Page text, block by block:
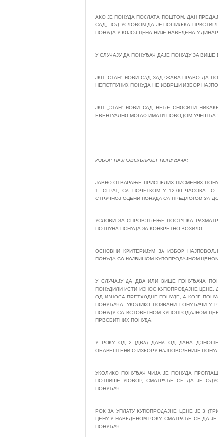
АКО ЈЕ ПОНУДА ПОСЛАТА ПОШТОМ, ДАН
САД, ПОД УСЛОВОМ ДА ЈЕ ПОШИЉКА
ПОНУДА У КОЈОЈ ЦЕНА НИЈЕ НАВЕДЕНА У
У СЛУЧАЈУ ДА ПОНУЂАЧ ДАЈЕ ПОНУДУ ЗА
ЈКП „СТАН“ НОВИ САД ЗАДРЖАВА ПРАВО ДА
НЕПОТПУНИХ ПОНУДА НЕ ИЗВРШИ ИЗБОР
ЈКП „СТАН“ НОВИ САД НЕЋЕ СНОСИТИ
ЕВЕНТУАЛНО МОГАО ИМАТИ ПОВОДОМ УЧЕШЋА
ИЗБОР НАЈПОВОЉНИЈЕГ ПОНУЂАЧА:
ЈАВНО ОТВАРАЊЕ ПРИСПЕЛИХ ПИСМЕНИХ
1. СПРАТ, СА ПОЧЕТКОМ У 12:00 ЧАСОВА.
СТРУЧНОЈ ОЦЕНИ ПОНУДА СА ПРЕДЛОГОМ ЗА
УСЛОВИ ЗА СПРОВОЂЕЊЕ ПОСТУПКА
ПОТПУНА ПОНУДА ЗА КОНКРЕТНО ВОЗИЛО.
ОСНОВНИ КРИТЕРИЈУМ ЗА ИЗБОР
ПОНУДА СА НАЈВИШОМ КУПОПРОДАЈНОМ
У СЛУЧАЈУ ДА ДВА ИЛИ ВИШЕ ПОНУЂАЧА
ПОНУДИЛИ ИСТИ ИЗНОС КУПОПРОДАЈНЕ
ОД ИЗНОСА ПРЕТХОДНЕ ПОНУДЕ, А КОЈЕ
ПОНУЂАЧА. УКОЛИКО ПОЗВАНИ ПОНУЂАЧИ У
ПОНУДУ СА ИСТОВЕТНОМ КУПОПРОДАЈНОМ
ПРВОБИТНИХ ПОНУДА.
У РОКУ ОД 2 (ДВА) ДАНА ОД ДАНА
ОБАВЕШТЕНИ О ИЗБОРУ НАЈПОВОЉНИЈЕ
УКОЛИКО ПОНУЂАЧ ЧИЈА ЈЕ ПОНУДА
ПОТПИШЕ УГОВОР, СМАТРАЋЕ СЕ ДА ЈЕ
ПОНУЂАЧ.
РОК ЗА УПЛАТУ КУПОПРОДАЈНЕ ЦЕНЕ ЈЕ 3
ЦЕНУ У НАВЕДЕНОМ РОКУ, СМАТРАЋЕ СЕ ДА
ПОНУЂАЧ.